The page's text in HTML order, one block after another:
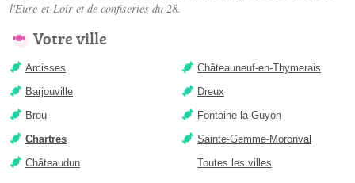
l'Eure-et-Loir et de confiseries du 28.
Votre ville
Arcisses
Barjouville
Brou
Chartres
Châteaudun
Châteauneuf-en-Thymerais
Dreux
Fontaine-la-Guyon
Sainte-Gemme-Moronval
Toutes les villes